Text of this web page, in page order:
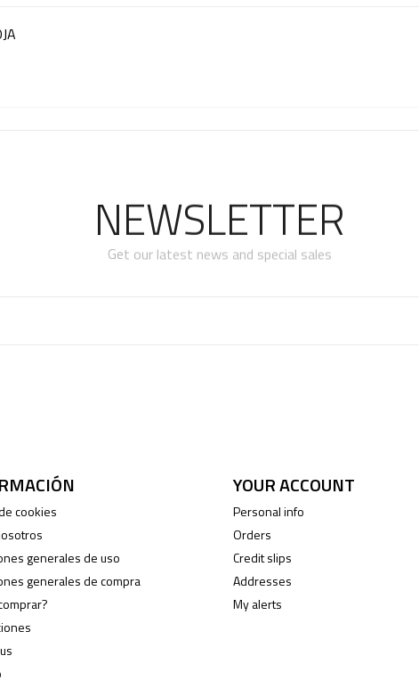
NEWSLETTER
Get our latest news and special sales
cookies
generales de uso
generales de compra
YOUR ACCOUNT
Personal info
Orders
Credit slips
Addresses
My alerts